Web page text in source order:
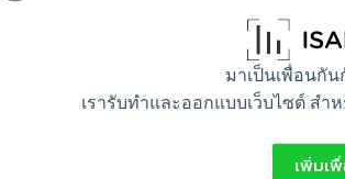
มาเป็นเพื่อนกัน
เรารับทำและออกแบบเว็บไซต์ สำ
เพิ่มเ
วิธีต้มไข่ที่เปลือกร้าว